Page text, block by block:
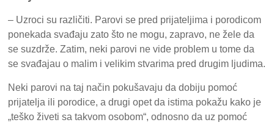
– Uzroci su različiti. Parovi se pred prijateljima i porodicom
ponekada svađaju zato što ne mogu, zapravo, ne žele da
se suzdrže. Zatim, neki parovi ne vide problem u tome da
se svađajau o malim i velikim stvarima pred drugim ljudima.
Neki parovi na taj način pokušavaju da dobiju pomoć
prijatelja ili porodice, a drugi opet da istima pokažu kako je
„teško živeti sa takvom osobom“, odnosno da uz pomoć